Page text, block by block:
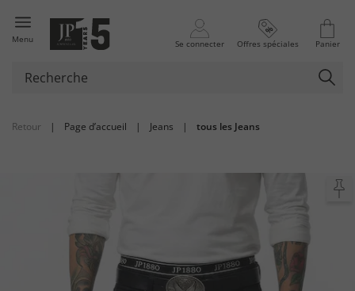
Menu Se connecter Offres spéciales Panier
Retour | Page d’accueil | Jeans | tous les Jeans